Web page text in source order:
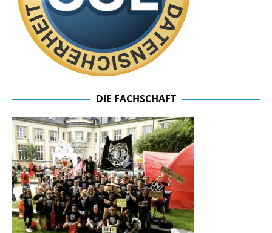
DIE FACHSCHAFT